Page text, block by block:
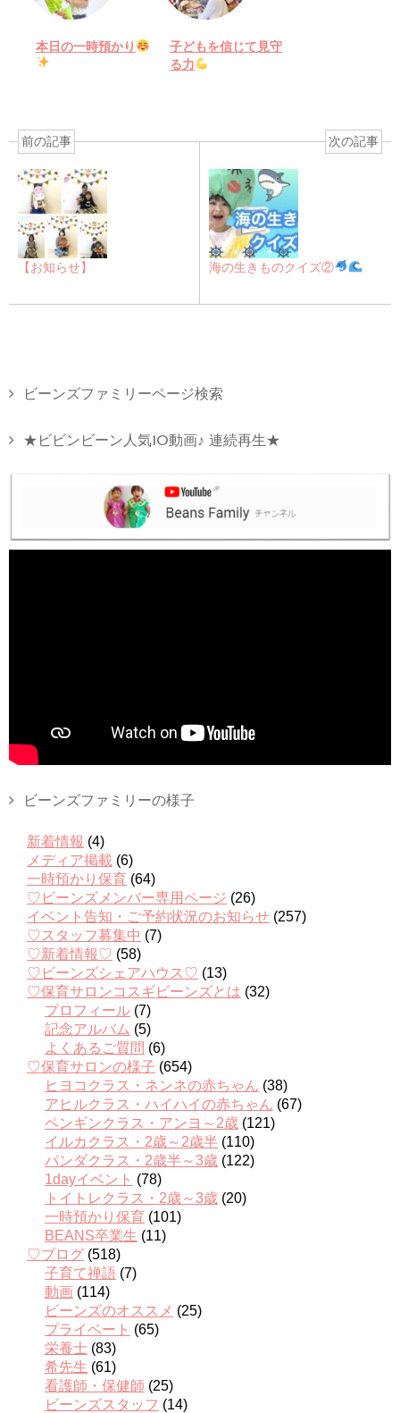
本日の一時預かり
子どもを信じて見守
る力
前の記事
【お知らせ】
次の記事
海の生きものクイズ②
ビーンズファミリーページ検索
★ビビンビーン人気10動画♪ 連続再生★
ビーンズファミリーの様子
新着情報 (4)
メディア掲載 (6)
一時預かり保育 (64)
♡ビーンズメンバー専用ページ (26)
イベント告知・ご予約状況のお知らせ (257)
♡スタッフ募集中 (7)
♡新着情報♡ (58)
♡ビーンズシェアハウス♡ (13)
♡保育サロンコスギビーンズとは (32)
プロフィール (7)
記念アルバム (5)
よくあるご質問 (6)
♡保育サロンの様子 (654)
ヒヨコクラス・ネンネの赤ちゃん (38)
アヒルクラス・ハイハイの赤ちゃん (67)
ペンギンクラス・アンヨ～2歳 (121)
イルカクラス・2歳～2歳半 (110)
パンダクラス・2歳半～3歳 (122)
1dayイベント (78)
トイトレクラス・2歳～3歳 (20)
一時預かり保育 (101)
BEANS卒業生 (11)
♡ブログ (518)
子育て禅語 (7)
動画 (114)
ビーンズのオススメ (25)
プライベート (65)
栄養士 (83)
希先生 (61)
看護師・保健師 (25)
ビーンズスタッフ (14)